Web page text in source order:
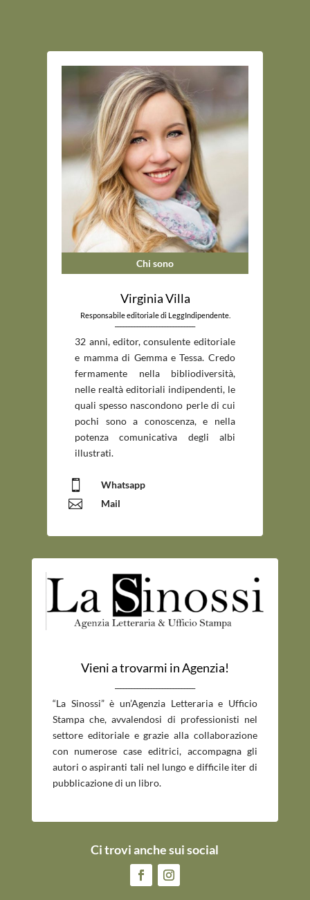
Chi sono
Virginia Villa
Responsabile editoriale di LeggIndipendente.
_____________________________
32 anni, editor, consulente editoriale
e mamma di Gemma e Tessa. Credo
fermamente nella bibliodiversità,
nelle realtà editoriali indipendenti, le
quali spesso nascondono perle di cui
pochi sono a conoscenza, e nella
potenza comunicativa degli albi
illustrati.
 Whatsapp
 Mail
Vieni a trovarmi in Agenzia!
“La Sinossi” è un’Agenzia Letteraria e Ufficio
Stampa che, avvalendosi di professionisti nel
settore editoriale e grazie alla collaborazione
con numerose case editrici, accompagna gli
autori o aspiranti tali nel lungo e difficile iter di
pubblicazione di un libro.
Ci trovi anche sui social